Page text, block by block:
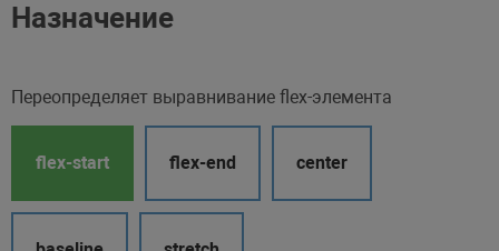
Назначение
Переопределяет выравнивание flex-элемента
flex-start flex-end center